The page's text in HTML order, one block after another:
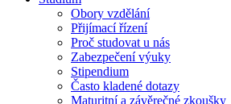
Obory vzdělání
Přijímací řízení
Proč studovat u nás
Zabezpečení výuky
Stipendium
Často kladené dotazy
Maturitní a závěrečné zkoušky